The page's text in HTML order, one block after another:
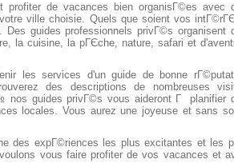
de vacances bien organisГ©es avec
ville choisie. Quels que soient vos
guides professionnels privГ©s organisent
la cuisine, la pГЄche, nature, safari et
les services d'un guide de bonne
des descriptions de nombreuses
nos guides privГ©s vous aideront Г planifier
locales. Vous aurez une joyeuse et sans
des expГ©riences les plus excitantes et les
vous faire profiter de vos vacances et